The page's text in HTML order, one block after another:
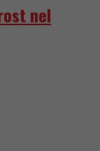
nel